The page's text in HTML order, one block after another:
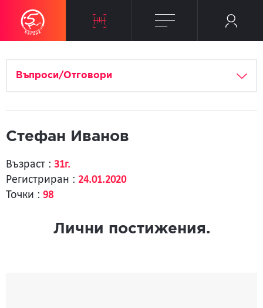
Въпроси/Отговори
Стефан Иванов
Възраст : 31г.
Регистриран : 24.01.2020
Точки : 98
Лични постижения.